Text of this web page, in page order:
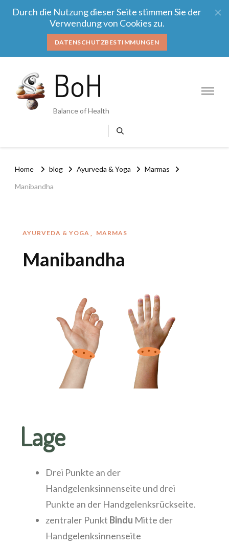
Durch die Nutzung dieser Seite stimmen Sie der
Verwendung von Cookies zu.
DATENSCHUTZBESTIMMUNGEN
BoH
Balance of Health
Home blog Ayurveda & Yoga Marmas
Manibandha
AYURVEDA & YOGA MARMAS
Manibandha
Lage
Drei Punkte an der
Handgelenksinnenseite und drei
Punkte an der Handgelenksrückseite.
zentraler Punkt Bindu Mitte der
Handgelenksinnenseite